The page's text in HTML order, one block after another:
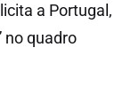
a Portugal,
no quadro